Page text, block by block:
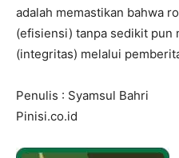
adalah memastikan bahwa
(efisiensi) tanpa sedikit pun
(integritas) melalui
Penulis : Syamsul Bahri
Pinisi.co.id